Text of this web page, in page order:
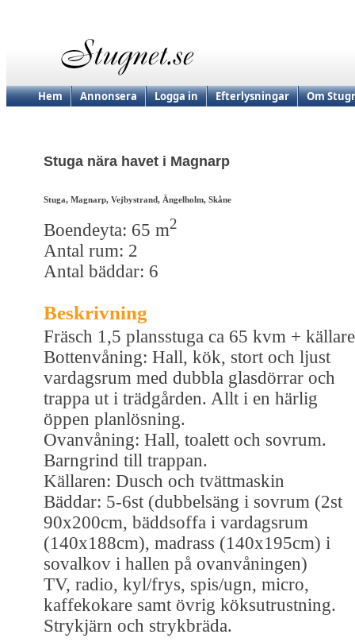
Hem Annonsera Logga in Efterlysningar Om
Stuga nära havet i Magnarp
Stuga, Magnarp, Vejbystrand, Ängelholm, Skåne
Boendeyta: 65 m2
Antal rum: 2
Antal bäddar: 6
Beskrivning
Fräsch 1,5 plansstuga ca 65 kvm + källare
Bottenvåning: Hall, kök, stort och ljust
vardagsrum med dubbla glasdörrar och
trappa ut i trädgården. Allt i en härlig
öppen planlösning.
Ovanvåning: Hall, toalett och sovrum.
Barngrind till trappan.
Källaren: Dusch och tvättmaskin
Bäddar: 5-6st (dubbelsäng i sovrum (2st
90x200cm, bäddsoffa i vardagsrum
(140x188cm), madrass (140x195cm) i
sovalkov i hallen på ovanvåningen)
TV, radio, kyl/frys, spis/ugn, micro,
kaffekokare samt övrig köksutrustning.
Strykjärn och strykbräda.